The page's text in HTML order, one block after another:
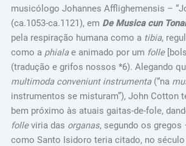
musicólogo Johannes Afflighemensis –
(ca.1053-ca.1121), em De Musica cun
pela respiração humana como a tibia,
como a phialae animado por um folle
(tradução e grifos nossos *6). Alegando
multimoda conveniunt instrumenta(“na
instrumentos se misturam”), John Cotton
bem próximo às atuais gaitas-de-fole,
folleviria das organas, segundo os gregos
como Santo Isidoro teria citado, no